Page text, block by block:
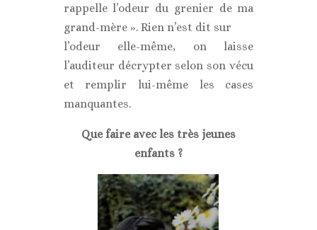
rappelle l’odeur du grenier de ma
grand-mère ». Rien n’est dit sur
l’odeur elle-même, on laisse
l’auditeur décrypter selon son vécu
et remplir lui-même les cases
manquantes.
Que faire avec les très jeunes
enfants ?